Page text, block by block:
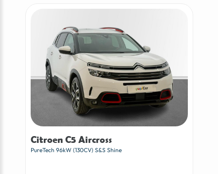
Citroen C5 Aircross
PureTech 96kW (130CV) S&S Shine